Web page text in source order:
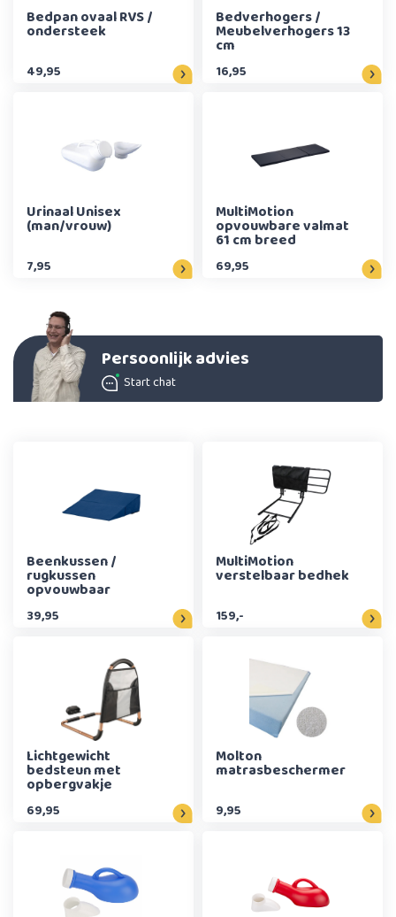
Bedpan ovaal RVS /
ondersteek
49,95
Bedverhogers /
Meubelverhogers 13
cm
16,95
Urinaal Unisex
(man/vrouw)
7,95
MultiMotion
opvouwbare valmat
61 cm breed
69,95
Persoonlijk advies
Start chat
Beenkussen /
rugkussen
opvouwbaar
39,95
MultiMotion
verstelbaar bedhek
159,-
Lichtgewicht
bedsteun met
opbergvakje
69,95
Molton
matrasbeschermer
9,95